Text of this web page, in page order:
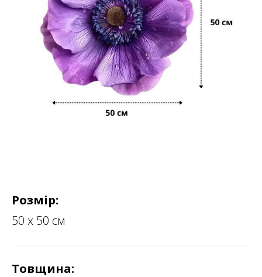
Розмір:
50 х 50 см
Товщина: